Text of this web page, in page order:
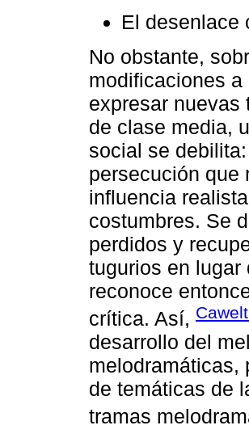
El desenlace
No obstante,
modificaciones
expresar nuevas
de clase media,
social se
persecución que
influencia
costumbres. Se
perdidos y
tugurios en lugar
reconoce
crítica. Así,
desarrollo del
melodramáticas,
de temáticas de
tramas